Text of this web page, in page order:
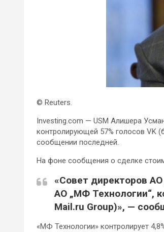
© Reuters.
Investing.com — USM Алишера
контролирующей 57% голосов VK
сообщении последней.
На фоне сообщения о сделке
«Совет директоров
АО „МФ Технологии“,
Mail.ru Group)», —
«МФ Технологии» контролирует